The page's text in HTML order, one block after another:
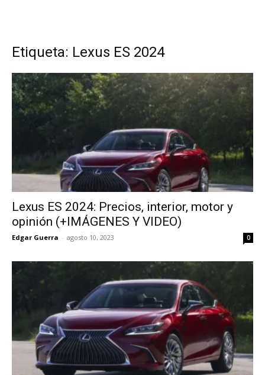
Etiqueta: Lexus ES 2024
Lexus ES 2024: Precios, interior, motor y
opinión (+IMÁGENES Y VIDEO)
Edgar Guerra - agosto 10, 2023 0